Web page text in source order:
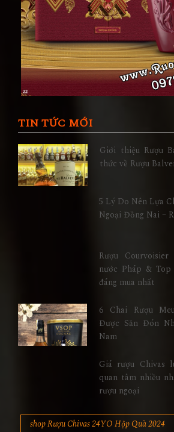
TIN TỨC MỚI
Giới thiệu Rượu
thức về Rượu
5 Lý Do Nên Lựa
Ngoại Đồng Nai –
Rượu
nước Pháp &
đáng mua nhất
6 Chai Rượu
Được Săn Đón
Nam
Giá rượu Chivas
quan tâm nhiều
rượu ngoại
shop Rượu Chivas 24YO Hộp Quà 2024